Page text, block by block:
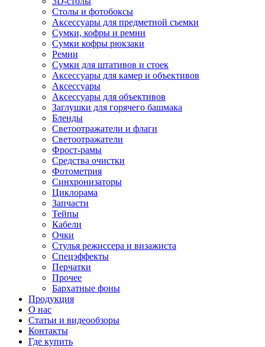
Столы и фотобоксы
Аксессуары для предметной съемки
Сумки, кофры и ремни
Сумки кофры рюкзаки
Ремни
Сумки для штативов и стоек
Аксессуары для камер и объективов
Аксессуары
Аксессуары для объективов
Заглушки для горячего башмака
Бленды
Светоотражатели и флаги
Светоотражатели
Фрост-рамы
Средства очистки
Фотометрия
Синхронизаторы
Циклорама
Запчасти
Тейпы
Кабели
Очки
Стулья режиссера и визажиста
Спецэффекты
Перчатки
Прочее
Бархатные фоны
Продукция
О нас
Статьи и видеообзоры
Контакты
Где купить